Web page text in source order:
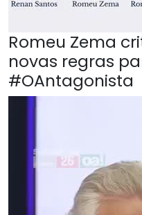
Romeu Zema
novas regras
#OAntagonista